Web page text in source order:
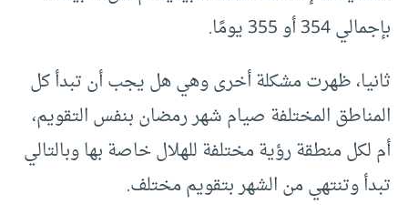
بإجمالي 354 أو 355 يومًا.
ثانيا، ظهرت مشكلة أخرى وهي هل يجب أن تبدأ كل
المناطق المختلفة صيام شهر رمضان بنفس التقويم،
أم لكل منطقة رؤية مختلفة للهلال خاصة بها وبالتالي
تبدأ وتنتهي من الشهر بتقويم مختلف.